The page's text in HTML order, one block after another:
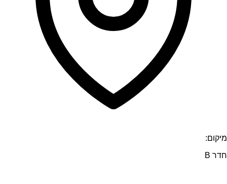
מיקום:
חדר B